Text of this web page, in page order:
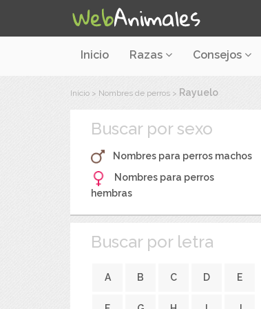
Inicio Razas Consejos
Inicio > Nombres de perros > Rayuelo
Buscar por sexo
Nombres para perros machos
Nombres para perros
hembras
Buscar por letra
A B C D E